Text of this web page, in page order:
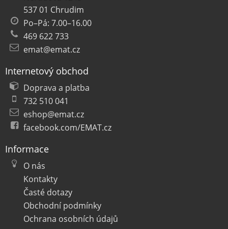
537 01 Chrudim
Po–Pá: 7.00–16.00
469 622 733
emat@emat.cz
Internetový obchod
Doprava a platba
732 510 041
eshop@emat.cz
facebook.com/EMAT.cz
Informace
O nás
Kontakty
Časté dotazy
Obchodní podmínky
Ochrana osobních údajů